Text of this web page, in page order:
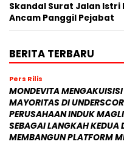
Skandal Surat Jalan Istri
Ancam Panggil Pejabat
BERITA TERBARU
Pers Rilis
MONDEVITA
MAYORITAS DI
PERUSAHAAN INDUK
SEBAGAI LANGKAH KEDUA
MEMBANGUN PLATFORM